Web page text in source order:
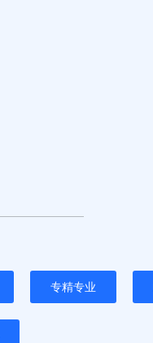
专精专业